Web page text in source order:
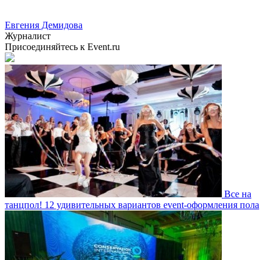
Евгения Демидова
Журналист
Присоединяйтесь к Event.ru
Все на
танцпол! 12 удивительных вариантов event-оформления пола